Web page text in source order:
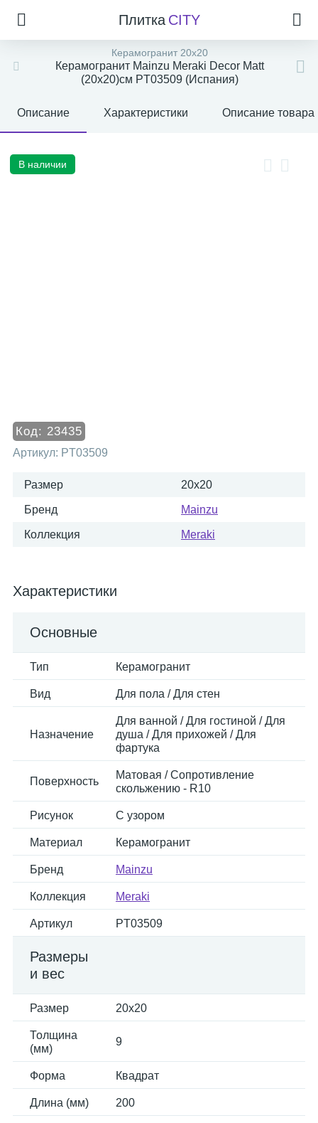
Плитка CITY
Керамогранит 20x20
Керамогранит Mainzu Meraki Decor Matt
(20x20)см PT03509 (Испания)
Описание Характеристики Описание товара
В наличии
Код: 23435
Артикул: PT03509
Размер 20x20
Бренд Mainzu
Коллекция Meraki
Характеристики
Основные
Тип Керамогранит
Вид Для пола / Для стен
Назначение
Для ванной / Для гостиной / Для
душа / Для прихожей / Для
фартука
Поверхность
Матовая / Сопротивление
скольжению - R10
Рисунок С узором
Материал Керамогранит
Бренд Mainzu
Коллекция Meraki
Артикул PT03509
Размеры
и вес
Размер 20x20
Толщина
(мм)
9
Форма Квадрат
Длина (мм) 200